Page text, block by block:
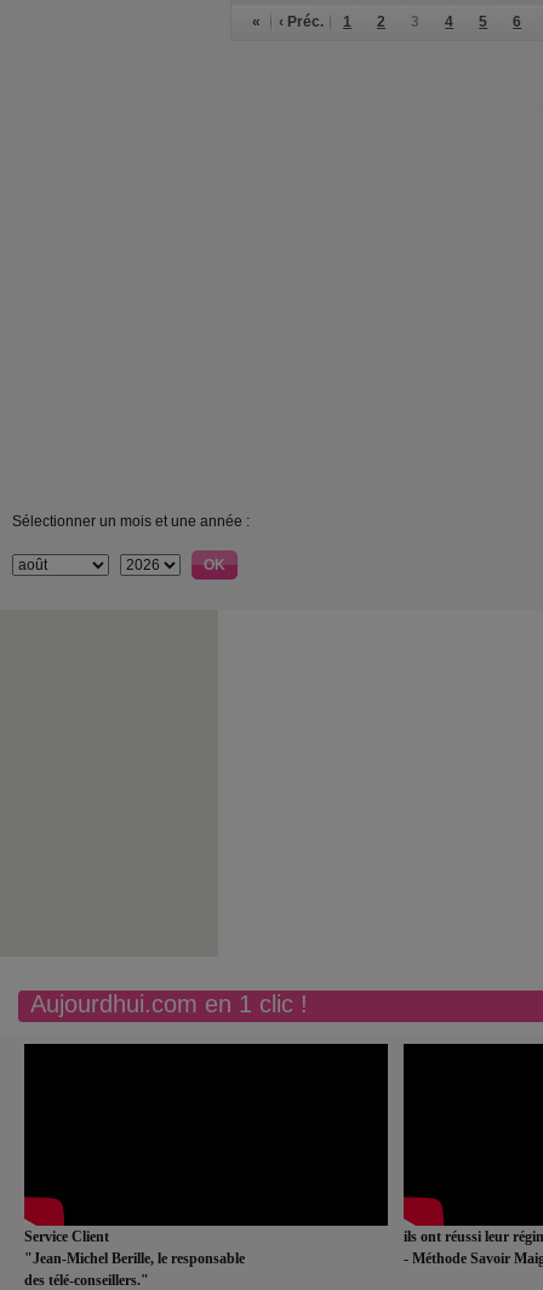
« ‹ Préc. 1 2 3 4 5 6
Sélectionner un mois et une année :
Aujourdhui.com en 1 clic !
Service Client
"Jean-Michel Berille, le responsable
des télé-conseillers."
ils ont réussi leur
- Méthode Savoir